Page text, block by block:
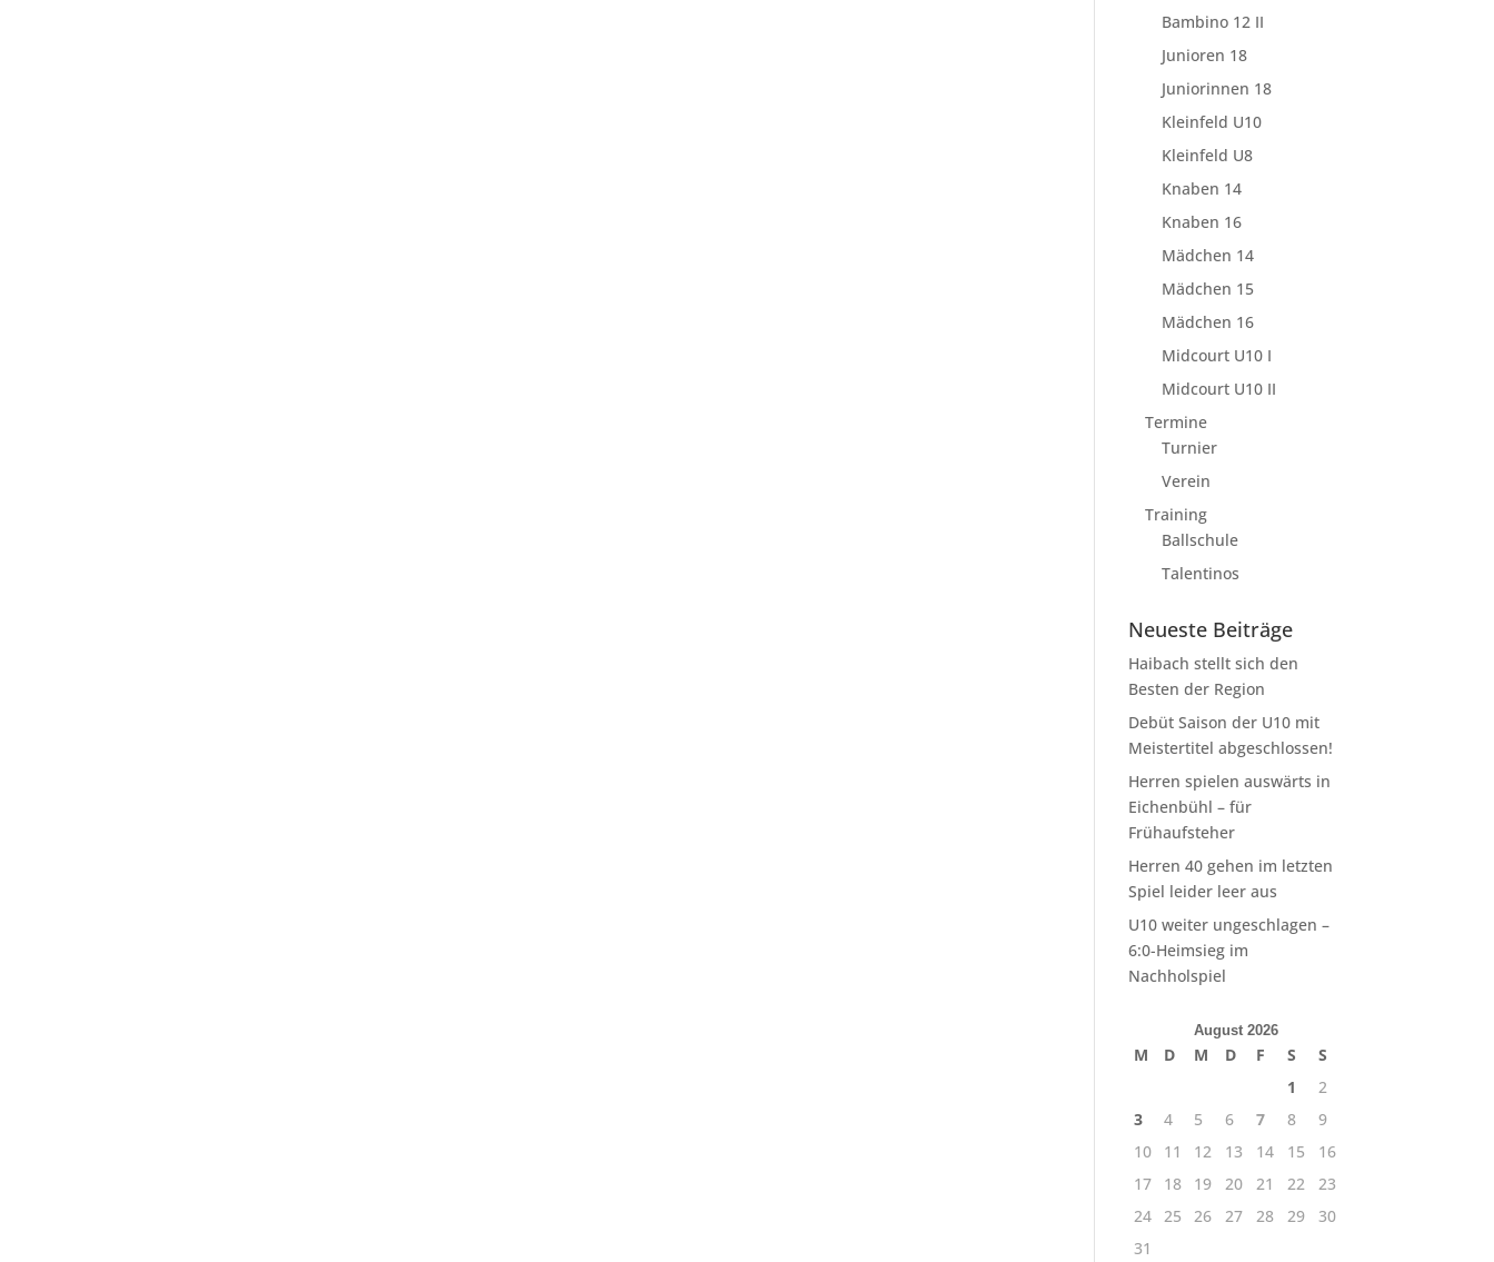
Bambino 12 II
Junioren 18
Juniorinnen 18
Kleinfeld U10
Kleinfeld U8
Knaben 14
Knaben 16
Mädchen 14
Mädchen 15
Mädchen 16
Midcourt U10 I
Midcourt U10 II
Termine
Turnier
Verein
Training
Ballschule
Talentinos
Neueste Beiträge
Haibach stellt sich den
Besten der Region
Debüt Saison der U10 mit
Meistertitel abgeschlossen!
Herren spielen auswärts in
Eichenbühl – für
Frühaufsteher
Herren 40 gehen im letzten
Spiel leider leer aus
U10 weiter ungeschlagen –
6:0-Heimsieg im
Nachholspiel
August 2026
M D M D F S
S
1
2
3
4 5 6 7 8
9
10
11 12 13 14 15
16
17
18 19 20 21 22
23
24 25 26 27 28 29
30
31